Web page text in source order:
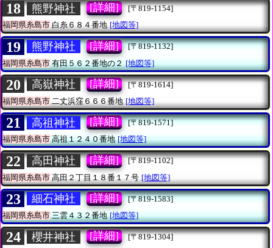
18 熊野神社 [詳細]
[〒819-1154]
福岡県糸島市白糸６８４番地 [地図等]
19 熊野神社 [詳細]
[〒819-1132]
福岡県糸島市有田５６２番地の２ [地図等]
20 高嶽神社 [詳細]
[〒819-1614]
福岡県糸島市 二丈浜窪６６６番地 [地図等]
21 高祖神社 [詳細]
[〒819-1571]
福岡県糸島市高祖１２４０番地 [地図等]
22 高田神社 [詳細]
[〒819-1102]
福岡県糸島市 高田２丁目１８番１７号 [地図等]
23 細石神社 [詳細]
[〒819-1583]
福岡県糸島市三雲４３２番地 [地図等]
24 櫻井神社 [詳細]
[〒819-1304]